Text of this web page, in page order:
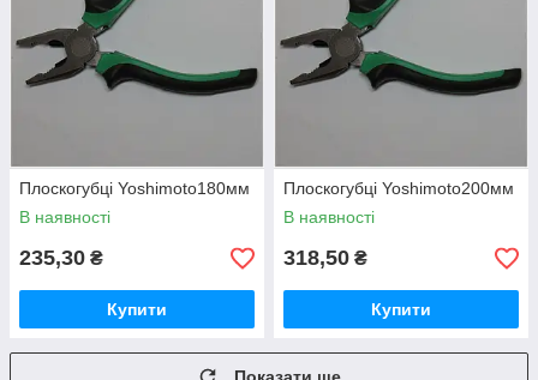
Плоскогубці Yoshimoto180мм
В наявності
235,30 ₴
Купити
Плоскогубці Yoshimoto200мм
В наявності
318,50 ₴
Купити